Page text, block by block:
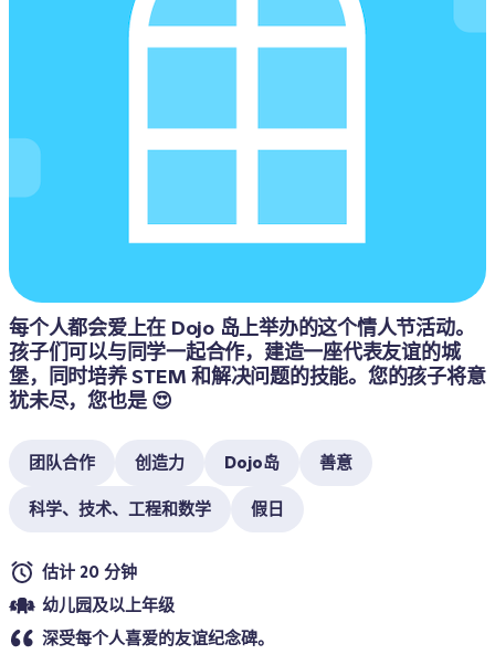
每个人都会爱上在 Dojo 岛上举办的这个情人节活动。
孩子们可以与同学一起合作，建造一座代表友谊的城
堡，同时培养 STEM 和解决问题的技能。您的孩子将意
团队合作 创造力 Dojo岛 善意
科学、技术、工程和数学 假日
估计 20 分钟
幼儿园及以上年级
深受每个人喜爱的友谊纪念碑。